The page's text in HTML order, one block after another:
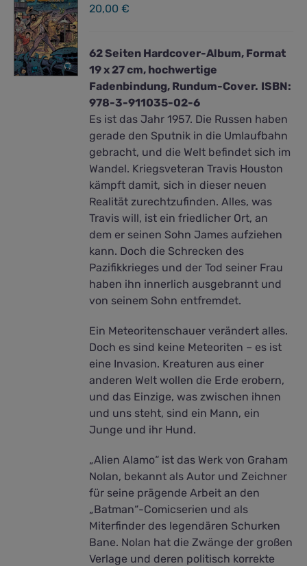
20,00€
62 Seiten Hardcover-Album, Format
19 x 27 cm, hochwertige
Fadenbindung, Rundum-Cover. ISBN:
978-3-911035-02-6
Es ist das Jahr 1957. Die Russen haben
gerade den Sputnik in die Umlaufbahn
gebracht, und die Welt befindet sich im
Wandel. Kriegsveteran Travis Houston
kämpft damit, sich in dieser neuen
Realität zurechtzufinden. Alles, was
Travis will, ist ein friedlicher Ort, an
dem er seinen Sohn James aufziehen
kann. Doch die Schrecken des
Pazifikkrieges und der Tod seiner Frau
haben ihn innerlich ausgebrannt und
von seinem Sohn entfremdet.
Ein Meteoritenschauer verändert alles.
Doch es sind keine Meteoriten – es ist
eine Invasion. Kreaturen aus einer
anderen Welt wollen die Erde erobern,
und das Einzige, was zwischen ihnen
und uns steht, sind ein Mann, ein
Junge und ihr Hund.
„Alien Alamo“ ist das Werk von Graham
Nolan, bekannt als Autor und Zeichner
für seine prägende Arbeit an den
„Batman“-Comicserien und als
Miterfinder des legendären Schurken
Bane. Nolan hat die Zwänge der großen
Verlage und deren politisch korrekte